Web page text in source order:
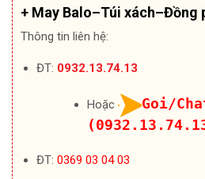
+ May Balo–Túi xách–Đồng
Thông tin liên hệ:
ĐT: 0932.13.74.13
Hoặc
Goi/
ĐT: 0369 03 04 03